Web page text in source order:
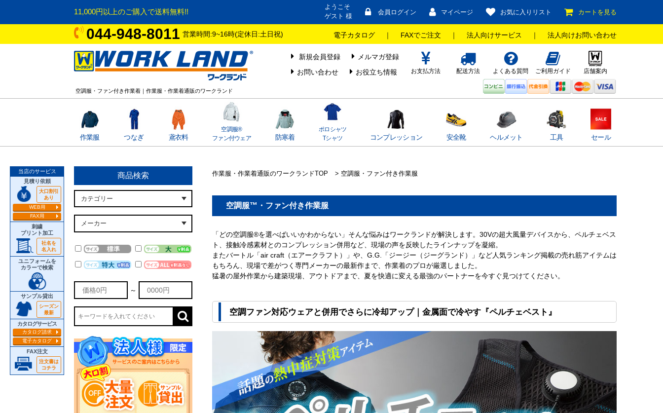
11,000円以上のご購入で送料無料!!
ようこそ
ゲスト 様
会員ログイン マイページ お気に入りリスト カートを見る
044-948-8011 営業時間:9~16時(定休日:土日祝) 電子カタログ ｜ FAXでご注文 ｜ 法人向けサービス ｜ 法人向けお問い合わせ
新規会員登録
メルマガ登録
お問い合わせ
お役立ち情報 お支払方法 配送方法 よくある質問 ご利用ガイド 店舗案内
空調服・ファン付き作業着｜作業服・作業着通販のワークランド
作業服 つなぎ 鳶衣料
空調服®
ファン付ウェア
防寒着
ポロシャツ
Tシャツ
コンプレッション 安全靴 ヘルメット 工具 セール
当店のサービス
見積り依頼
大口割引
あり
WEB用
FAX用
刺繍
プリント加工
社名を
名入れ
ユニフォームを
カラーで検索
サンプル貸出
シーズン
最新
カタログサービス
カタログ請求
電子カタログ
FAX注文
注文書は
コチラ
商品検索
～
作業服・作業着通販のワークランドTOP > 空調服・ファン付き作業服
空調服™・ファン付き作業服
「どの空調服®を選べばいいかわからない」そんな悩みはワークランドが解決します。30Vの超大風量デバイスから、ペルチェベス
ト、接触冷感素材とのコンプレッション併用など、現場の声を反映したラインナップを凝縮。
またバートル「air craft（エアークラフト）」や、G.G.「ジージー（ジーグランド）」など人気ランキング掲載の売れ筋アイテムは
もちろん、現場で差がつく専門メーカーの最新作まで、作業着のプロが厳選しました。
猛暑の屋外作業から建築現場、アウトドアまで、夏を快適に変える最強のパートナーを今すぐ見つけてください。
空調ファン対応ウェアと併用でさらに冷却アップ｜金属面で冷やす『ペルチェベスト』